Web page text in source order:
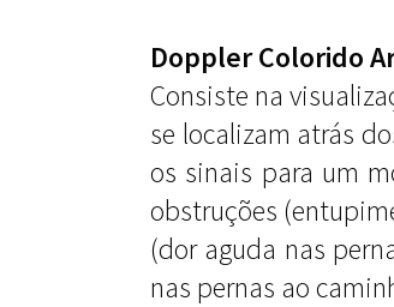
Doppler Colorido
Consiste na
se localizam atrás
os sinais para um
obstruções
(dor aguda nas
nas pernas ao